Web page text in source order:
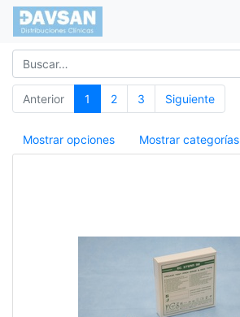
Anterior 1 2 3 Siguiente
Mostrar opciones Mostrar categorías